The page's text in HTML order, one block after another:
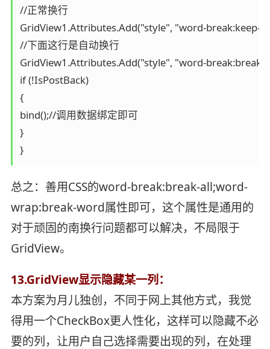
//正常换行
GridView1.Attributes.Add("style", "word-break:keep-
//下面这行是自动换行
GridView1.Attributes.Add("style", "word-
if (!IsPostBack)
{
bind();//调用数据绑定即可
}
}
总之：善用CSS的word-break:break-all;word-
wrap:break-word属性即可，这个属性是通用的
对于顽固的南换行问题都可以解决，不局限于
GridView。
13.GridView显示隐藏某一列：
本方案为月儿独创，不同于网上其他方式，我觉
得用一个CheckBox更人性化，这样可以隐藏不必
要的列，让用户自己选择需要出现的列，在处理